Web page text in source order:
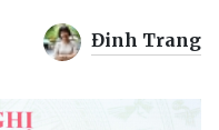
Đinh Trang